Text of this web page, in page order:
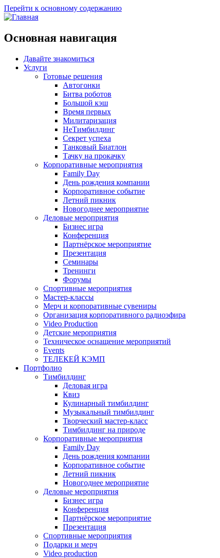
Перейти к основному содержанию
Основная навигация
Давайте знакомиться
Услуги
Готовые решения
Автогонки
Битва роботов
Большой кэш
Время первых
Милитаризация
НеТимбилдинг
Секрет успеха
Танковый Биатлон
Тачку на прокачку
Корпоративные мероприятия
Family Day
День рождения компании
Корпоративное событие
Летний пикник
Новогоднее мероприятие
Деловые мероприятия
Бизнес игра
Конференция
Партнёрское мероприятие
Презентация
Семинары
Тренинги
Форумы
Спортивные мероприятия
Мастер-классы
Мерч и корпоративные сувениры
Организация корпоративного радиоэфира
Video Production
Детские мероприятия
Техническое оснащение мероприятий
Events
ТЕЛЕКЕЙ КЭМП
Портфолио
Тимбилдинг
Деловая игра
Квиз
Кулинарный тимбилдинг
Музыкальный тимбилдинг
Творческий мастер-класс
Тимбилдинг на природе
Корпоративные мероприятия
Family Day
День рождения компании
Корпоративное событие
Летний пикник
Новогоднее мероприятие
Деловые мероприятия
Бизнес игра
Конференция
Партнёрское мероприятие
Презентация
Спортивные мероприятия
Подарки и мерч
Video production